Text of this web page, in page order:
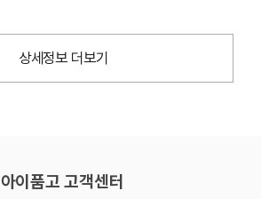
상세정보 더보기
아이품고 고객센터